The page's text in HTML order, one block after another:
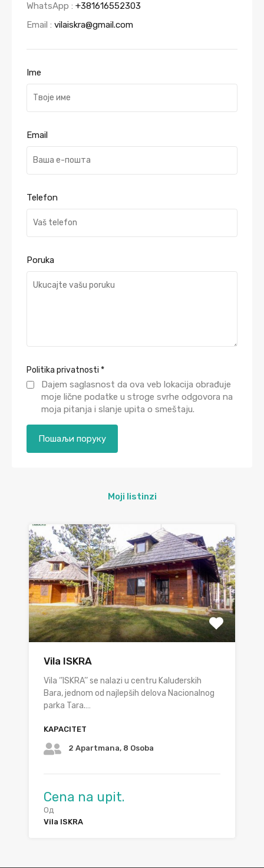
WhatsApp : +381616552303
Email : vilaiskra@gmail.com
Ime
Email
Telefon
Poruka
Politika privatnosti *
Dajem saglasnost da ova veb lokacija obrađuje
moje lične podatke u stroge svrhe odgovora na
moja pitanja i slanje upita o smeštaju.
Moji listinzi
Vila ISKRA
Vila ‘’ISKRA’’ se nalazi u centru Kaluđerskih
Bara, jednom od najlepših delova Nacionalnog
parka Tara.…
KAPACITET
2 Apartmana, 8 Osoba
Cena na upit.
Од
Vila ISKRA